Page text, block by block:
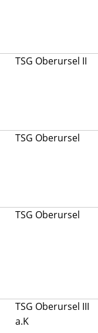
TSG Oberursel II
TSG Oberursel
TSG Oberursel
TSG Oberursel III
a.K